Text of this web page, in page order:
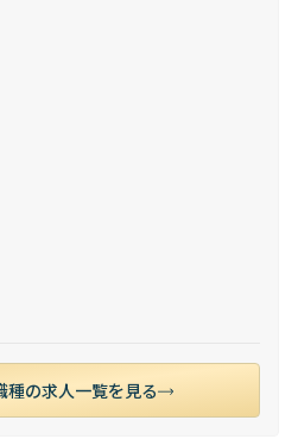
種の求人一覧を見る